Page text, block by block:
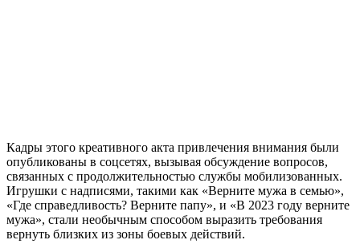
Кадры этого креативного акта привлечения внимания были
опубликованы в соцсетях, вызывая обсуждение вопросов,
связанных с продолжительностью службы мобилизованных.
Игрушки с надписями, такими как «Верните мужа в семью»,
«Где справедливость? Верните папу», и «В 2023 году верните
мужа», стали необычным способом выразить требования
вернуть близких из зоны боевых действий.